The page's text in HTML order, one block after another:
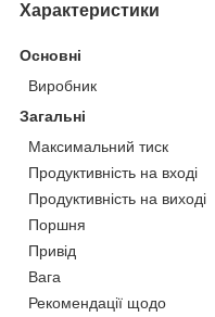
Характеристики
Основні
Виробник
Загальні
Максимальний тиск
Продуктивність на вході
Продуктивність на виході
Поршня
Привід
Вага
Рекомендації щодо